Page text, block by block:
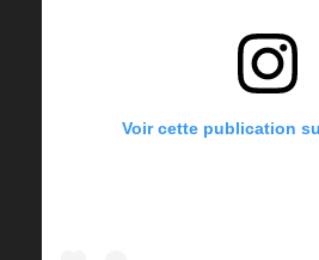
Voir cette publication